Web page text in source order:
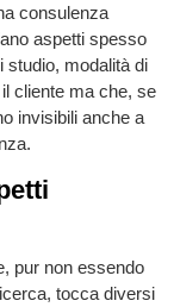
consulenza
aspetti spesso
studio, modalità di
cliente ma che, se
invisibili anche a
pur non essendo
tocca diversi